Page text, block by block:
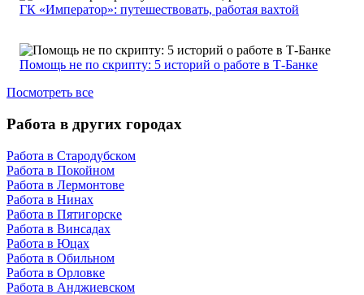
ГК «Император»: путешествовать, работая вахтой
Помощь не по скрипту: 5 историй о работе в Т-Банке
Посмотреть все
Работа в других городах
Работа в Стародубском
Работа в Покойном
Работа в Лермонтове
Работа в Нинах
Работа в Пятигорске
Работа в Винсадах
Работа в Юцах
Работа в Обильном
Работа в Орловке
Работа в Анджиевском